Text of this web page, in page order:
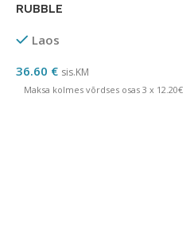
RUBBLE
Laos
36.60 € sis.KM
Maksa kolmes võrdses osas 3 x 12.20€